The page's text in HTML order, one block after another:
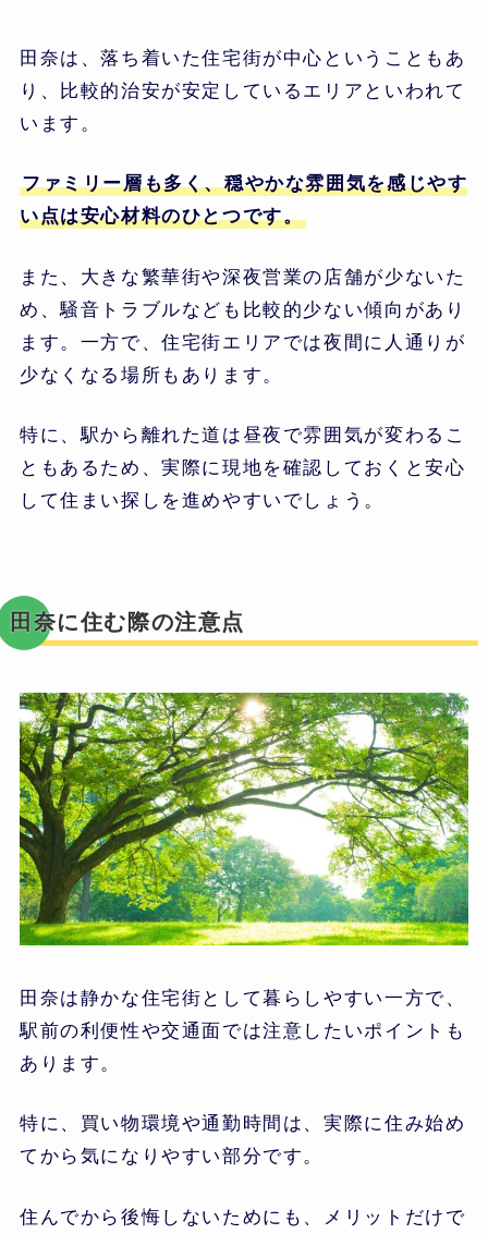
田奈は、落ち着いた住宅街が中心ということもあ
り、比較的治安が安定しているエリアといわれて
います。
ファミリー層も多く、穏やかな雰囲気を感じやす
い点は安心材料のひとつです。
また、大きな繁華街や深夜営業の店舗が少ないた
め、騒音トラブルなども比較的少ない傾向があり
ます。一方で、住宅街エリアでは夜間に人通りが
少なくなる場所もあります。
特に、駅から離れた道は昼夜で雰囲気が変わるこ
ともあるため、実際に現地を確認しておくと安心
して住まい探しを進めやすいでしょう。
田奈に住む際の注意点
田奈は静かな住宅街として暮らしやすい一方で、
駅前の利便性や交通面では注意したいポイントも
あります。
特に、買い物環境や通勤時間は、実際に住み始め
てから気になりやすい部分です。
住んでから後悔しないためにも、メリットだけで